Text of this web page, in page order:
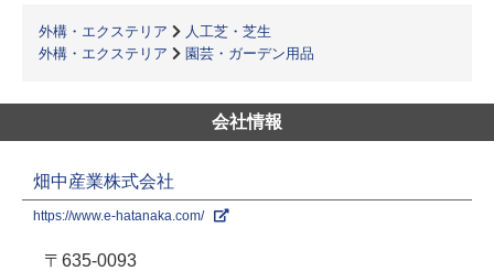
外構・エクステリア
人工芝・芝生
外構・エクステリア
園芸・ガーデン用品
会社情報
畑中産業株式会社
https://www.e-hatanaka.com/
〒635-0093